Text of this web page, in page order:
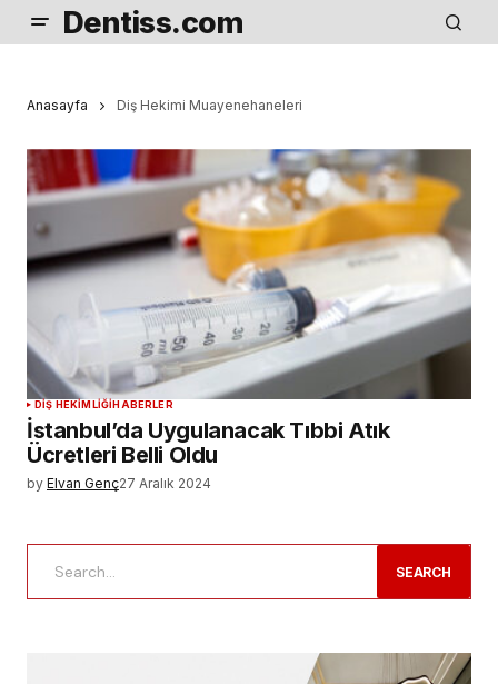
Dentiss.com
Anasayfa Diş Hekimi Muayenehaneleri
DIŞ HEKIMLIĞIHABERLER
İstanbul’da Uygulanacak Tıbbi Atık
Ücretleri Belli Oldu
by Elvan Genç27 Aralık 2024
SEARCH